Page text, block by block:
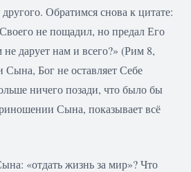
Обратимся снова к цитате:
не пощадил, но предал Его
не дарует нам и всего?» (Рим 8,
Сына, Бог не оставляет Себе
ничего позади, что было бы
Сына, показывает всё
«отдать жизнь за мир»? Что